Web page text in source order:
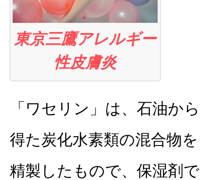
東京三鷹アレルギー
性皮膚炎
「ワセリン」は、石油から
得た炭化水素類の混合物を
精製したもので、保湿剤で